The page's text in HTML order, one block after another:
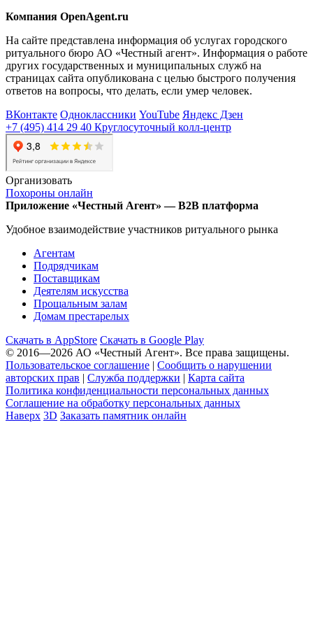
Компания OpenAgent.ru
На сайте представлена информация об услугах городского
ритуального бюро АО «Честный агент». Информация о работе
других государственных и муниципальных служб на
страницах сайта опубликована с целью быстрого получения
ответов на вопросы, что делать, если умер человек.
ВКонтакте Одноклассники YouTube Яндекс Дзен
+7 (495) 414 29 40 Круглосуточный колл-центр
Организовать
Похороны онлайн
Приложение «Честный Агент» —B2B платформа
Удобное взаимодействие участников ритуального рынка
Агентам
Подрядчикам
Поставщикам
Деятелям искусства
Прощальным залам
Домам престарелых
Скачать в AppStore Скачать в Google Play
© 2016—2026 АО «Честный Агент». Все права защищены.
Пользовательское соглашение | Сообщить о нарушении
авторских прав | Служба поддержки | Карта сайта
Политика конфиденциальности персональных данных
Соглашение на обработку персональных данных
Наверх 3D Заказать памятник онлайн